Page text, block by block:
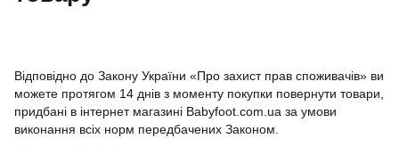
Відповідно до Закону України «Про захист прав споживачів» ви
можете протягом 14 днів з моменту покупки повернути товари,
придбані в інтернет магазині Babyfoot.com.ua за умови
виконання всіх норм передбачених Законом.